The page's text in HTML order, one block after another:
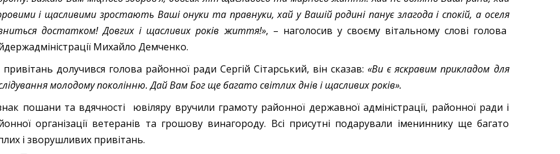
і щасливими зростають Ваші онуки та правнуки, хай у Вашійродиніпанує злагода і спокій, а оселя
достатком!Довгих і щасливих років життя!», – наголосив у своєму вітальному слові голова
Михайло Демченко.
долучився голова районної ради Сергій Сітарський, він сказав:«Ви є яскравим прикладом для
молодому поколінню. Дай Вам Бог ще багато світлих днів і щасливих років».
пошани та вдячності ювіляру вручили грамоту районної державної адміністрації, районної ради і
організації ветеранів та грошову винагороду. Всі присутні подарували імениннику ще багато
і зворушливих привітань.